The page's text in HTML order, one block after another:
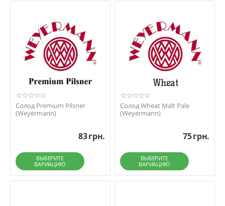
Солод Premium Pilsner
(Weyermann)
83грн.
ВЫБЕРИТЕ
ВАРИАЦИЮ
Солод Wheat Malt Pale
(Weyermann)
75грн.
ВЫБЕРИТЕ
ВАРИАЦИЮ